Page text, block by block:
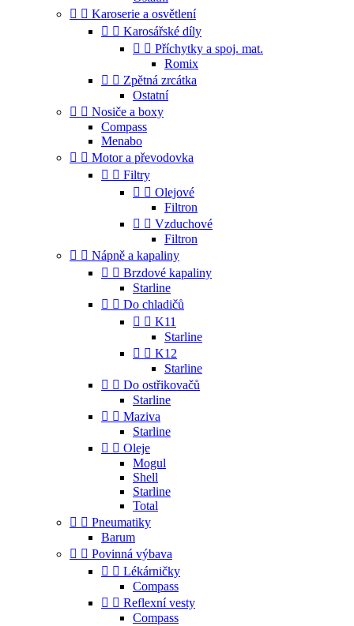
  Karoserie a osvětlení
  Karosářské díly
  Příchytky a spoj. mat.
Romix
  Zpětná zrcátka
Ostatní
  Nosiče a boxy
Compass
Menabo
  Motor a převodovka
  Filtry
  Olejové
Filtron
  Vzduchové
Filtron
  Nápně a kapaliny
  Brzdové kapaliny
Starline
  Do chladičů
  K11
Starline
  K12
Starline
  Do ostřikovačů
Starline
  Maziva
Starline
  Oleje
Mogul
Shell
Starline
Total
  Pneumatiky
Barum
  Povinná výbava
  Lékárničky
Compass
  Reflexní vesty
Compass